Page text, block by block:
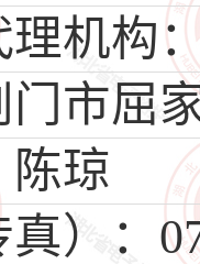
理机构
门市屈
陈琼
）：